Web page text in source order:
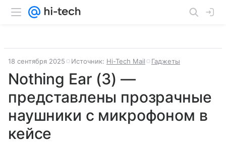
18 сентября 2025 Источник: Hi-Tech Mail Гаджеты
Nothing Ear (3) —
представлены прозрачные
наушники с микрофоном в
кейсе